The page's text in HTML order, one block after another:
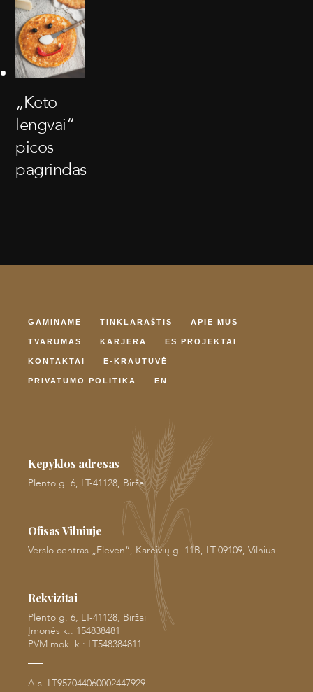
„Keto
lengvai“
picos
pagrindas
GAMINAME TINKLARAŠTIS APIE MUS
TVARUMAS KARJERA ES PROJEKTAI
KONTAKTAI E-KRAUTUVĖ
PRIVATUMO POLITIKA EN
Kepyklos adresas
Plento g. 6, LT-41128, Biržai
Ofisas Vilniuje
Verslo centras „Eleven“, Kareivių g. 11B, LT-09109, Vilnius
Rekvizitai
Plento g. 6, LT-41128, Biržai
Įmonės k.: 154838481
PVM mok. k.: LT548384811
A.s. LT957044060002447929